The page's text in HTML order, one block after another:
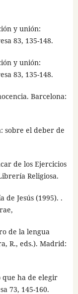
y unión:
83, 135-148.
y unión:
83, 135-148.
Barcelona:
sobre el deber de
de los Ejercicios
Religiosa.
de Jesús (1995). .
de la lengua
R., eds.). Madrid:
que ha de elegir
73, 145-160.